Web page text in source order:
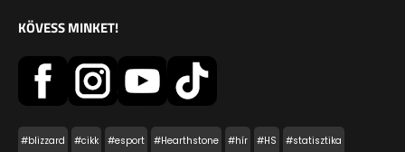
KÖVESS MINKET!
#blizzard #cikk #esport #Hearthstone #hír #HS #statisztika